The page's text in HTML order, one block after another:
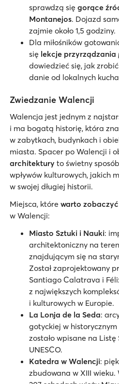
sprawdzą się gorące
Montanejos. Dojazd
zajmie około 1,5 godziny.
Dla miłośników
się lekcje przyrządzania
dowiedzieć się, jak
danie od lokalnych
Zwiedzanie Walencji
Walencja jest jednym z
i ma bogatą historię, która
w zabytkach, budynkach i
miasta. Spacer po Walencji i
architektury to świetny
wpływów kulturowych, jakich
w swojej długiej historii.
Miejsca, które warto zobaczyć
w Walencji:
Miasto Sztuki i Nauki:
architektoniczny na
znajdującym się na
Został zaprojektowany
Santiago Calatrava i
z największych
i kulturowych w Europie.
La Lonja de la Seda:
gotyckiej w
zostało wpisane na
UNESCO.
Katedra w Walencji:
zbudowana w XIII wieku.